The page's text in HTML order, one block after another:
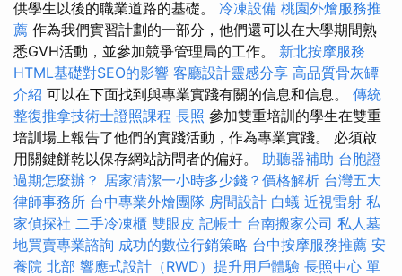
供學生以後的職業道路的基礎。 冷凍設備 桃園外燴服務推
薦 作為我們實習計劃的一部分，他們還可以在大學期間熟
悉GVH活動，並參加競爭管理局的工作。 新北按摩服務
HTML基礎對SEO的影響 客廳設計靈感分享 高品質骨灰罈
介紹 可以在下面找到與專業實踐有關的信息和信息。 傳統
整復推拿技術士證照課程 長照 參加雙重培訓的學生在雙重
培訓場上報告了他們的實踐活動，作為專業實踐。 必須啟
用關鍵餅乾以保存網站訪問者的偏好。 助聽器補助 台胞證
過期怎麼辦？ 居家清潔一小時多少錢？價格解析 台灣五大
律師事務所 台中專業外燴團隊 房間設計 白蟻 近視雷射 私
家偵探社 二手冷凍櫃 雙眼皮 記帳士 台南搬家公司 私人墓
地買賣專業諮詢 成功的數位行銷策略 台中按摩服務推薦 安
養院 北部 響應式設計（RWD）提升用戶體驗 長照中心 單